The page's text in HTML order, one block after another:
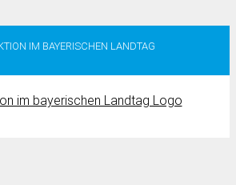
IM BAYERISCHEN LANDTAG